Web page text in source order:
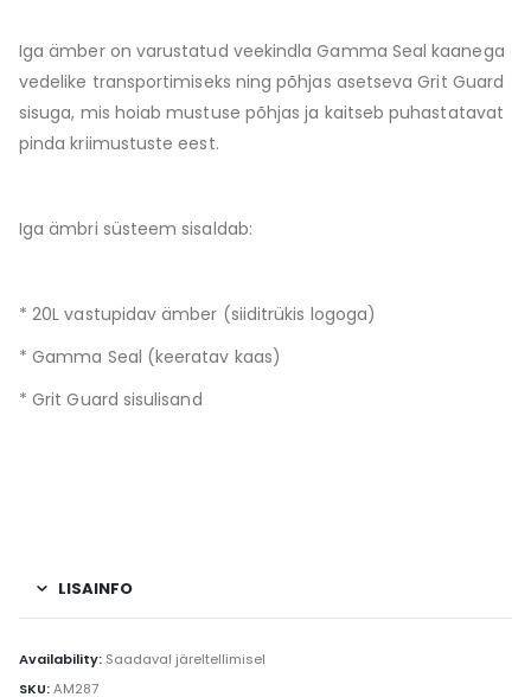
Iga ämber on varustatud veekindla Gamma Seal kaanega
vedelike transportimiseks ning põhjas asetseva Grit Guard
sisuga, mis hoiab mustuse põhjas ja kaitseb puhastatavat
pinda kriimustuste eest.
Iga ämbri süsteem sisaldab:
* 20L vastupidav ämber (siiditrükis logoga)
* Gamma Seal (keeratav kaas)
* Grit Guard sisulisand
LISAINFO
Availability: Saadaval järeltellimisel
SKU:AM287